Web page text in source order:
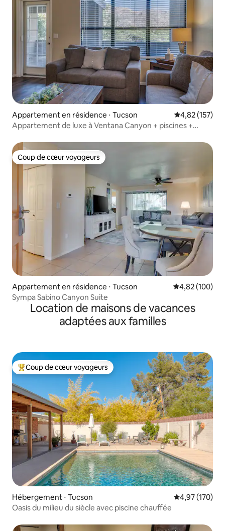
Appartement en résidence ⋅ Tucson Évaluation
4,82 (157)
Appartement de luxe à Ventana Canyon + piscines +
Coup de cœur voyageurs
Coup de cœur voyageurs
Appartement en résidence ⋅ Tucson Évaluation
4,82 (100)
Sympa Sabino Canyon Suite
Location de maisons de vacances
adaptées aux familles
Coups de cœur voyageurs les plus appréciés
Coup de cœur voyageurs
Hébergement ⋅ Tucson Évaluation
4,97 (170)
Oasis du milieu du siècle avec piscine chauffée